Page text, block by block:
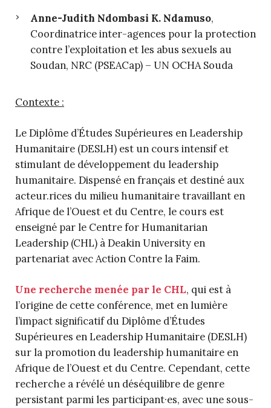
Anne-Judith Ndombasi K. Ndamuso,
Coordinatrice inter-agences pour la protection
contre l’exploitation et les abus sexuels au
Soudan, NRC (PSEACap) – UN OCHA Souda
Contexte :
Le Diplôme d’Études Supérieures en Leadership
Humanitaire (DESLH) est un cours intensif et
stimulant de développement du leadership
humanitaire. Dispensé en français et destiné aux
acteur.rices du milieu humanitaire travaillant en
Afrique de l’Ouest et du Centre, le cours est
enseigné par le Centre for Humanitarian
Leadership (CHL) à Deakin University en
partenariat avec Action Contre la Faim.
Une recherche menée par le CHL, qui est à
l’origine de cette conférence, met en lumière
l’impact significatif du Diplôme d’Études
Supérieures en Leadership Humanitaire (DESLH)
sur la promotion du leadership humanitaire en
Afrique de l’Ouest et du Centre. Cependant, cette
recherche a révélé un déséquilibre de genre
persistant parmi les participant·es, avec une sous-